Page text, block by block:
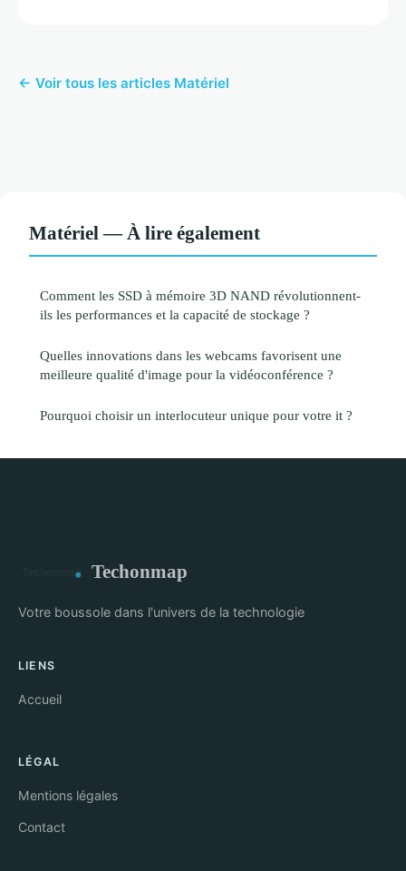
← Voir tous les articles Matériel
Matériel — À lire également
Comment les SSD à mémoire 3D NAND révolutionnent-
ils les performances et la capacité de stockage ?
Quelles innovations dans les webcams favorisent une
meilleure qualité d'image pour la vidéoconférence ?
Pourquoi choisir un interlocuteur unique pour votre it ?
Techonmap
Votre boussole dans l'univers de la technologie
LIENS
Accueil
LÉGAL
Mentions légales
Contact